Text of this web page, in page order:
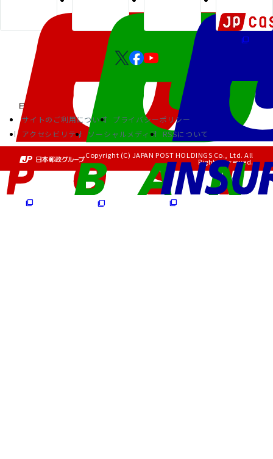
サイトのご利用について
プライバシーポリシー
アクセシビリティ
ソーシャルメディア RSSについて
Copyright (C) JAPAN POST HOLDINGS Co., Ltd. All
Rights Reserved.